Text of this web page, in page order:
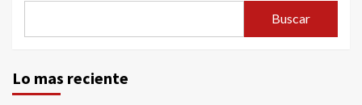
Buscar
Lo mas reciente